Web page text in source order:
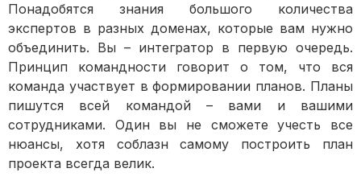
Понадобятся знания большого количества
экспертов в разных доменах, которые вам нужно
объединить. Вы – интегратор в первую очередь.
Принцип командности говорит о том, что вся
команда участвует в формировании планов. Планы
пишутся всей командой – вами и вашими
сотрудниками. Один вы не сможете учесть все
нюансы, хотя соблазн самому построить план
проекта всегда велик.